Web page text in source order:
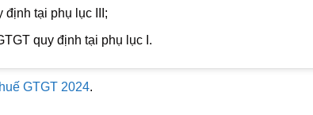
định tại phụ lục III;
quy định tại phụ lục I.
GTGT 2024.